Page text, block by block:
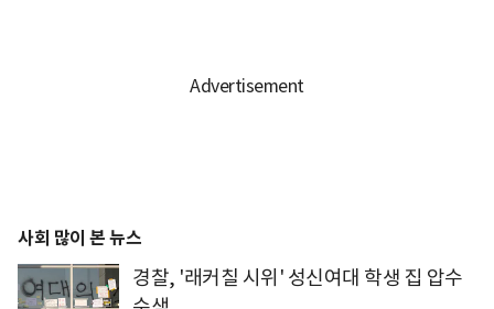
사회 많이 본 뉴스
경찰, '래커칠 시위' 성신여대 학생 집 압수